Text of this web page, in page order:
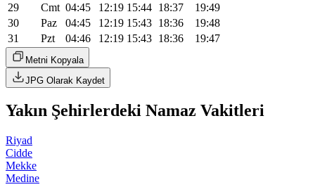
29
Cmt 04:45 12:19 15:44 18:37
19:49
30
Paz 04:45 12:19 15:43 18:36
19:48
31
Pzt 04:46 12:19 15:43 18:36 19:47
Metni Kopyala
JPG Olarak Kaydet
Yakın Şehirlerdeki Namaz Vakitleri
Riyad
Cidde
Mekke
Medine